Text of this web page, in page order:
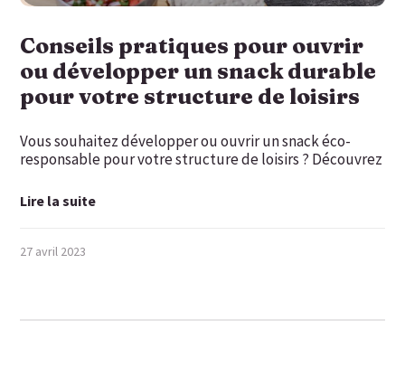
Conseils pratiques pour ouvrir
ou développer un snack durable
pour votre structure de loisirs
Vous souhaitez développer ou ouvrir un snack éco-
responsable pour votre structure de loisirs ? Découvrez
Lire la suite
27 avril 2023